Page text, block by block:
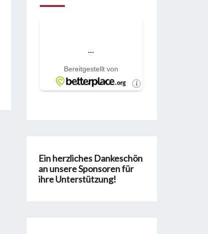
Ein herzliches Dankeschön
an unsere Sponsoren für
ihre Unterstützung!